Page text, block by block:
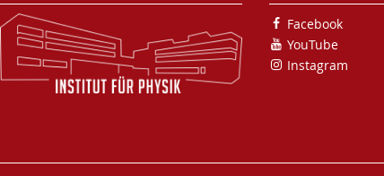
Facebook
YouTube
Instagram